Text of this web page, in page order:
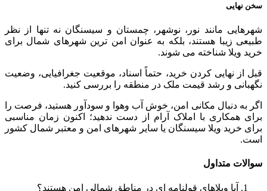
سخن نهایی
شهرهایی مانند نور، نوشهر، چمستان و سیسنگان نه تنها از نظر
طبیعی زیبا هستند، بلکه به عنوان امن ترین شهرهای شمال برای
خرید ویلا شناخته می شوند.
قبل از نهایی کردن خرید، حتماً اسناد، موقعیت جغرافیایی، وضعیت
نگهبانی و رشد قیمت ملک در منطقه را بررسی کنید.
اگر به دنبال مکانی امن، خوش آب وهوا و سودآور هستید، فرصت را
برای همکاری با املاک آرام از دست ندهید؛ اکنون زمان مناسبی
برای خرید ویلا سیسنگان یا سایر شهرهای امن و معتبر شمال کشور
است.
سوالات متداول
آیا ویلاهای قولنامه ای در مناطق شمالی امن هستند؟